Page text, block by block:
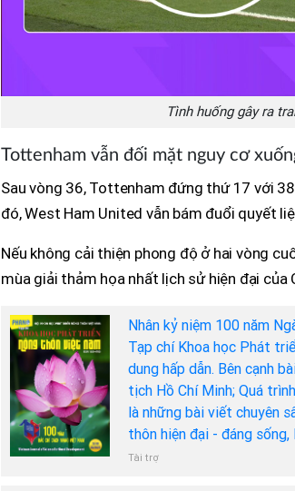
Tình huống gây ra
Tottenham vẫn đối mặt nguy cơ
Sau vòng 36, Tottenham đứng thứ 17 với
đó, West Ham United vẫn bám đuổi quyết
Nếu không cải thiện phong độ ở hai vòng
mùa giải thảm họa nhất lịch sử hiện đại của
Nhân kỷ niệm 100 năm
Tạp chí Khoa học Phát
dung hấp dẫn. Bên cạnh
tịch Hồ Chí Minh; Quá
là những bài viết chuyên
thôn hiện đại - đáng sống,
Tài trợ